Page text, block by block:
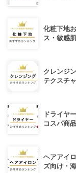
化粧下地
ス・敏感
クレンジ
テクスチ
ドライヤ
コスパ商品
ヘアアイ
ズ向け・